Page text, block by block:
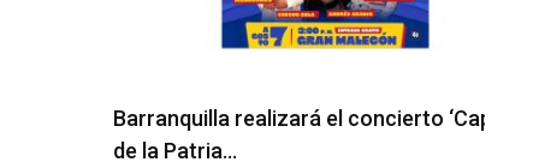
Barranquilla realizará el concierto ‘Capital
de la Patria…